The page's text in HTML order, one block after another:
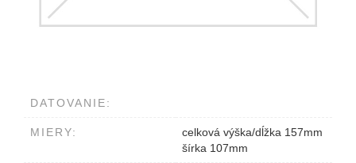
DATOVANIE:
MIERY:
celková výška/dĺžka 157mm
šírka 107mm